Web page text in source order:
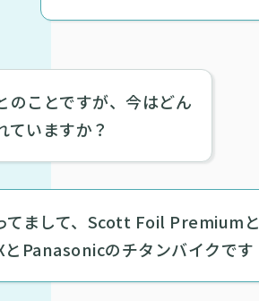
のことですが、今はどん
ていますか？
てまして、Scott Foil Premiumと
Panasonicのチタンバイクです